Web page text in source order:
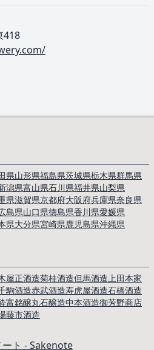
418
県山形県福島県茨城県栃木県群馬県
潟県富山県石川県福井県山梨県
県滋賀県京都府大阪府兵庫県奈良県
島県山口県徳島県香川県愛媛県
県大分県宮崎県鹿児島県沖縄県
屋正酒造菊桂酒造但馬酒造上田本家
駒酒造赤武酒造寿虎屋酒造石橋酒造
富銘醸丸石醸造中本酒造御芳野商店
藤市酒造
ート - Sakenote